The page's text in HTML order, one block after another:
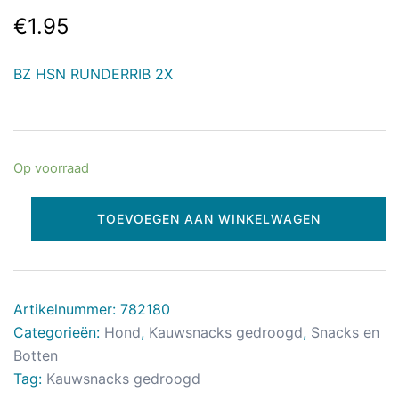
€1.95
BZ HSN RUNDERRIB 2X
Op voorraad
TOEVOEGEN AAN WINKELWAGEN
Artikelnummer: 782180
Categorieën: Hond, Kauwsnacks gedroogd, Snacks en
Botten
Tag: Kauwsnacks gedroogd